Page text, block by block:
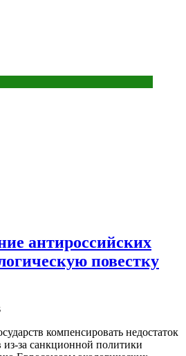
антироссийских
повестку
компенсировать недостаток
из-за санкционной политики